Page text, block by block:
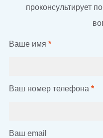
проконсультирует
Ваше имя *
Ваш номер телефона *
Ваш email